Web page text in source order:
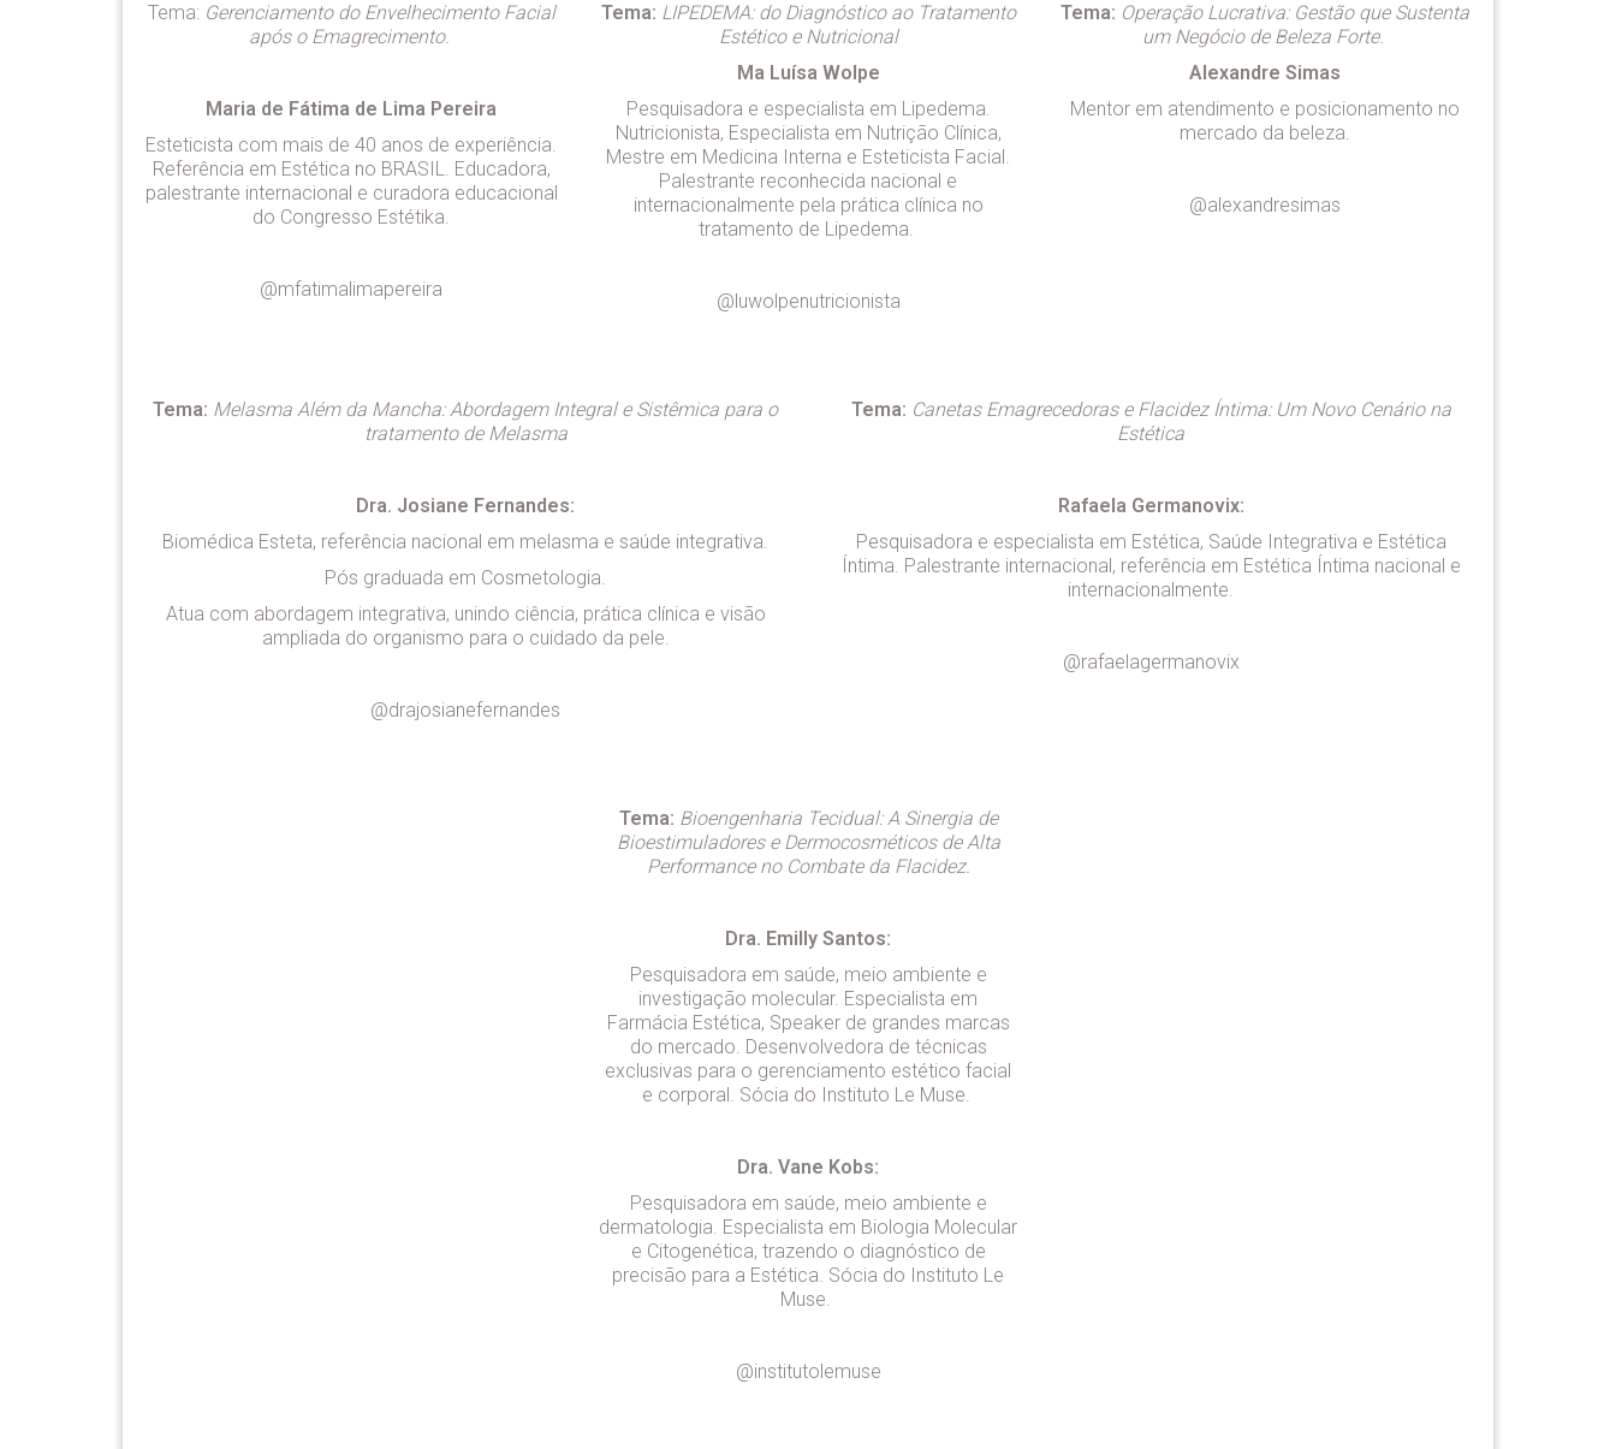
Tema: Gerenciamento do Envelhecimento Facial
após o Emagrecimento.
Maria de Fátima de Lima Pereira
Esteticista com mais de 40 anos de experiência.
Referência em Estética no BRASIL. Educadora,
palestrante internacional e curadora educacional
do Congresso Estétika.
@mfatimalimapereira
Tema: LIPEDEMA: do Diagnóstico ao Tratamento
Estético e Nutricional
Ma Luísa Wolpe
Pesquisadora e especialista em Lipedema.
Nutricionista, Especialista em Nutrição Clínica,
Mestre em Medicina Interna e Esteticista Facial.
Palestrante reconhecida nacional e
internacionalmente pela prática clínica no
tratamento de Lipedema.
@luwolpenutricionista
Tema: Operação Lucrativa: Gestão que Sustenta
um Negócio de Beleza Forte.
Alexandre Simas
Mentor em atendimento e posicionamento no
mercado da beleza.
@alexandresimas
Tema: Melasma Além da Mancha: Abordagem Integral e Sistêmica para o
tratamento de Melasma
Dra. Josiane Fernandes:
Biomédica Esteta, referência nacional em melasma e saúde integrativa.
Pós graduada em Cosmetologia.
Atua com abordagem integrativa, unindo ciência, prática clínica e visão
ampliada do organismo para o cuidado da pele.
@drajosianefernandes
Tema: Canetas Emagrecedoras e Flacidez Íntima: Um Novo Cenário na
Estética
Rafaela Germanovix:
Pesquisadora e especialista em Estética, Saúde Integrativa e Estética
Íntima. Palestrante internacional, referência em Estética Íntima nacional e
internacionalmente.
@rafaelagermanovix
Tema: Bioengenharia Tecidual: A Sinergia de
Bioestimuladores e Dermocosméticos de Alta
Performance no Combate da Flacidez.
Dra. Emilly Santos:
Pesquisadora em saúde, meio ambiente e
investigação molecular. Especialista em
Farmácia Estética, Speaker de grandes marcas
do mercado. Desenvolvedora de técnicas
exclusivas para o gerenciamento estético facial
e corporal. Sócia do Instituto Le Muse.
Dra. Vane Kobs:
Pesquisadora em saúde, meio ambiente e
dermatologia. Especialista em Biologia Molecular
e Citogenética, trazendo o diagnóstico de
precisão para a Estética. Sócia do Instituto Le
Muse.
@institutolemuse